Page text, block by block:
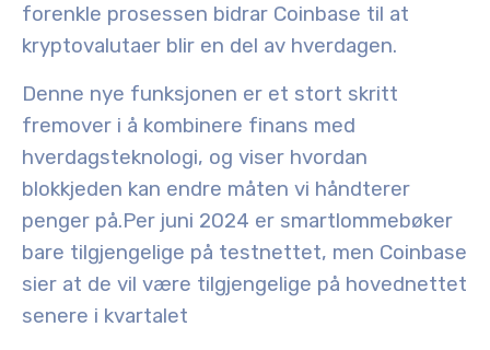
forenkle prosessen bidrar Coinbase til at
kryptovalutaer blir en del av hverdagen.
Denne nye funksjonen er et stort skritt
fremover i å kombinere finans med
hverdagsteknologi, og viser hvordan
blokkjeden kan endre måten vi håndterer
penger på.Per juni 2024 er smartlommebøker
bare tilgjengelige på testnettet, men Coinbase
sier at de vil være tilgjengelige på hovednettet
senere i kvartalet